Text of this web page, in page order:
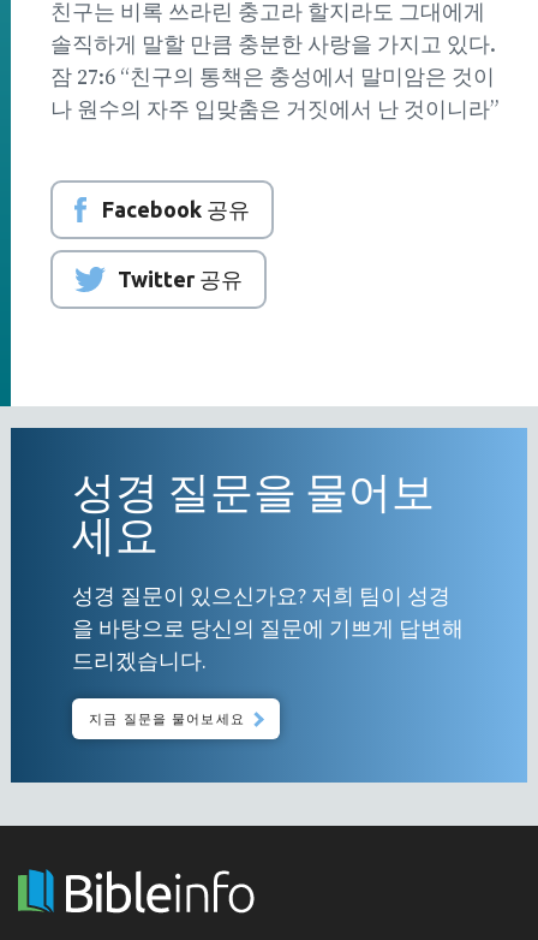
친구는 비록 쓰라린 충고라 할지라도 그대에게
솔직하게 말할 만큼 충분한 사랑을 가지고 있다.
잠 27:6 “친구의 통책은 충성에서 말미암은 것이
나 원수의 자주 입맞춤은 거짓에서 난 것이니라”
Facebook 공유
Twitter 공유
성경 질문을 물어보
세요
성경 질문이 있으신가요? 저희 팀이 성경
을 바탕으로 당신의 질문에 기쁘게 답변해
드리겠습니다.
지금 질문을 물어보세요